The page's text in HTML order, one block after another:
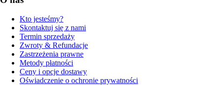
Kto jesteśmy?
Skontaktuj się z nami
Termin sprzedaży
Zwroty & Refundacje
Zastrzeżenia prawne
Metody płatności
Ceny i opcje dostawy
Oświadczenie o ochronie prywatności